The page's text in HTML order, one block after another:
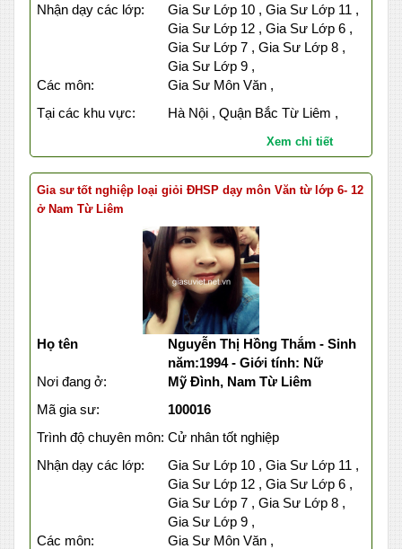
Nhận dạy các lớp:
Gia Sư Lớp 10 , Gia Sư Lớp 11 ,
Gia Sư Lớp 12 , Gia Sư Lớp 6 ,
Gia Sư Lớp 7 , Gia Sư Lớp 8 ,
Gia Sư Lớp 9 ,
Các môn:
Gia Sư Môn Văn ,
Tại các khu vực:
Hà Nội , Quận Bắc Từ Liêm ,
Xem chi tiết
Gia sư tốt nghiệp loại giỏi ĐHSP dạy môn Văn từ lớp 6- 12
ở Nam Từ Liêm
Họ tên
Nguyễn Thị Hồng Thắm - Sinh
năm:1994 - Giới tính: Nữ
Nơi đang ở:
Mỹ Đình, Nam Từ Liêm
Mã gia sư:
100016
Trình độ chuyên môn: Cử nhân tốt nghiệp
Nhận dạy các lớp:
Gia Sư Lớp 10 , Gia Sư Lớp 11 ,
Gia Sư Lớp 12 , Gia Sư Lớp 6 ,
Gia Sư Lớp 7 , Gia Sư Lớp 8 ,
Gia Sư Lớp 9 ,
Các môn:
Gia Sư Môn Văn ,